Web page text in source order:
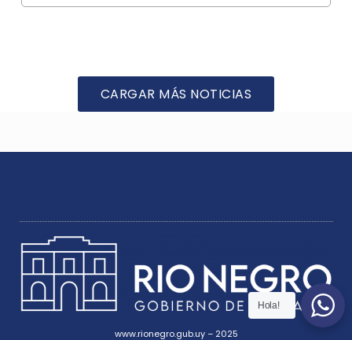
CARGAR MÁS NOTICIAS
www.rionegro.gub.uy – 2025
Hola!